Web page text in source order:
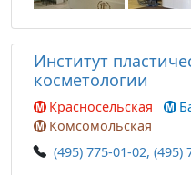
Институт
косметологии
Красносельская
Комсомольская
(495) 775-01-02, (495)